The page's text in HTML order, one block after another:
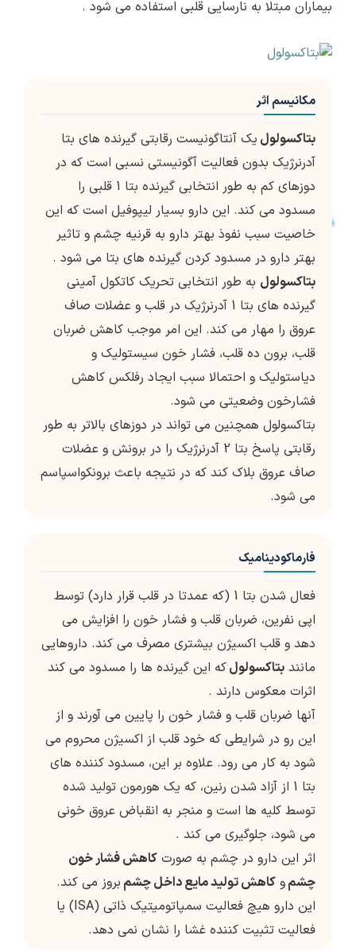
بیماران مبتلا به نارسایی قلبی استفاده می شود .
مکانیسم اثر
بتاکسولول یک آنتاگونیست رقابتی گیرنده های بتا
آدرنرژیک بدون فعالیت آگونیستی نسبی است که در
دوزهای کم به طور انتخابی گیرنده بتا 1 قلبی را
مسدود می کند. این دارو بسیار لیپوفیل است که این
خاصیت سبب نفوذ بهتر دارو به قرنیه چشم و تاثیر
بهتر دارو در مسدود کردن گیرنده های بتا می شود .
بتاکسولول به طور انتخابی تحریک کاتکول آمینی
گیرنده های بتا 1 آدرنرژیک در قلب و عضلات صاف
عروق را مهار می کند. این امر موجب کاهش ضربان
قلب، برون ده قلب، فشار خون سیستولیک و
دیاستولیک و احتمالا سبب ایجاد رفلکس کاهش
فشارخون وضعیتی می شود.
بتاکسولول همچنین می تواند در دوزهای بالاتر به طور
رقابتی پاسخ بتا 2 آدرنرژیک را در برونش و عضلات
صاف عروق بلاک کند که در نتیجه باعث برونکواسپاسم
می شود.
فارماکودینامیک
فعال شدن بتا 1 (که عمدتا در قلب قرار دارد) توسط
اپی نفرین، ضربان قلب و فشار خون را افزایش می
دهد و قلب اکسیژن بیشتری مصرف می کند. داروهایی
مانند بتاکسولولکه این گیرنده ها را مسدود می کند
اثرات معکوس دارند .
آنها ضربان قلب و فشار خون را پایین می آورند و از
این رو در شرایطی که خود قلب از اکسیژن محروم می
شود به کار می رود. علاوه بر این، مسدود کننده های
بتا 1 از آزاد شدن رنین، که یک هورمون تولید شده
توسط کلیه ها است و منجر به انقباض عروق خونی
می شود، جلوگیری می کند .
اثر این دارو در چشم به صورت کاهش فشار خون
چشمو کاهش تولید مایع داخل چشم بروز می کند.
این دارو هیچ فعالیت سمپاتومیتیک ذاتی (ISA) یا
فعالیت تثبیت کننده غشا را نشان نمی دهد.